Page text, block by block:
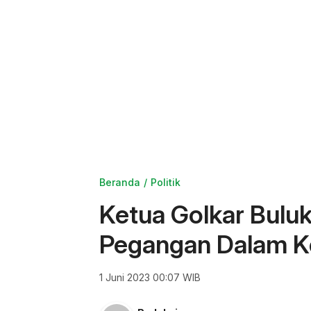
Beranda Politik
Ketua Golkar
Pegangan Dalam
1 Juni 2023 00:07 WIB